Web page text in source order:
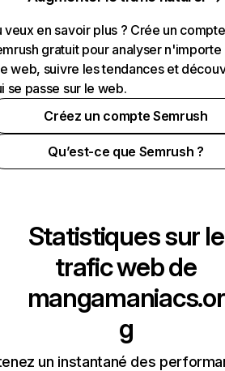
veux en savoir plus ? Crée un compte
gratuit pour analyser n'importe
web, suivre les tendances et
se passe sur le web.
Créez un compte Semrush
Qu’est-ce que Semrush ?
Statistiques sur le
trafic web de
mangamaniacs.or
g
un instantané des